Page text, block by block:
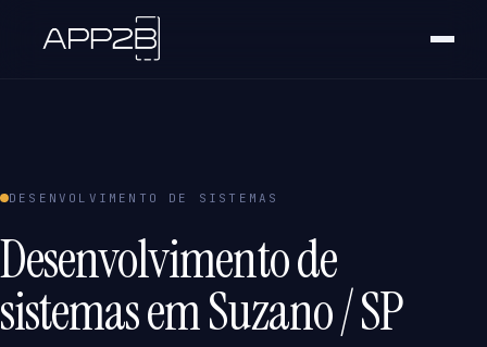
DESENVOLVIMENTO DE SISTEMAS
Desenvolvimento de
sistemas em Suzano / SP